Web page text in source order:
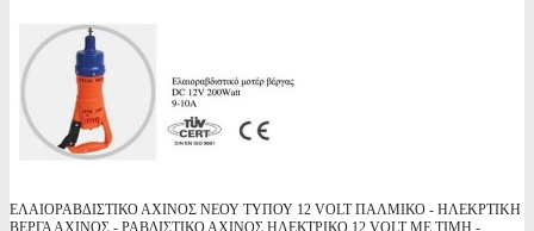
ΕΛΑΙΟΡΑΒΔΙΣΤΙΚΟ ΑΧΙΝΟΣ ΝΕΟΥ ΤΥΠΟΥ 12 VOLT ΠΑΛΜΙΚΟ - ΗΛΕΚΡΤΙΚΗ